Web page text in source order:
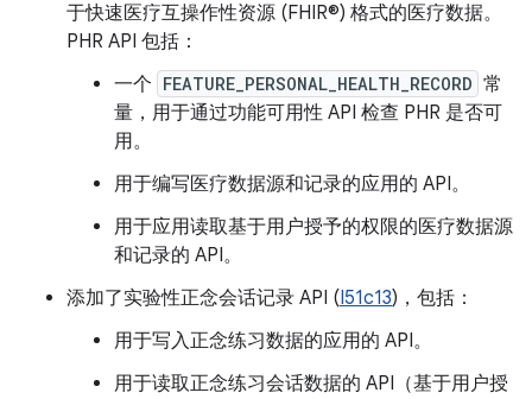
于快速医疗互操作性资源 (FHIR®) 格式的医疗数据。
PHR API 包括：
一个 FEATURE_PERSONAL_HEALTH_RECORD 常
量，用于通过功能可用性 API 检查 PHR 是否可
用。
用于编写医疗数据源和记录的应用的 API。
用于应用读取基于用户授予的权限的医疗数据源
和记录的 API。
添加了实验性正念会话记录 API (I51c13)，包括：
用于写入正念练习数据的应用的 API。
用于读取正念练习会话数据的 API（基于用户授